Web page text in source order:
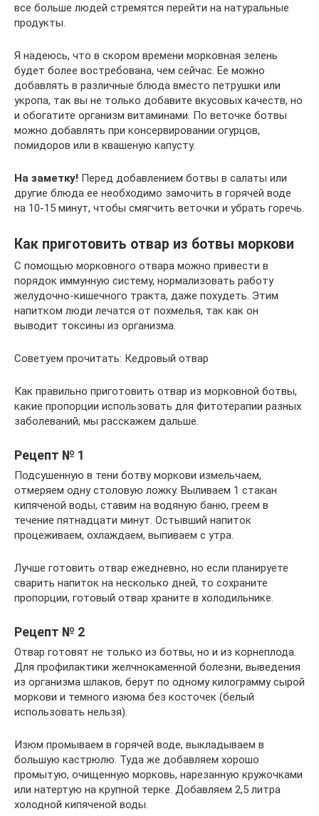
все больше людей стремятся перейти на натуральные
продукты.
Я надеюсь, что в скором времени морковная зелень
будет более востребована, чем сейчас. Ее можно
добавлять в различные блюда вместо петрушки или
укропа, так вы не только добавите вкусовых качеств, но
и обогатите организм витаминами. По веточке ботвы
можно добавлять при консервировании огурцов,
помидоров или в квашеную капусту.
На заметку! Перед добавлением ботвы в салаты или
другие блюда ее необходимо замочить в горячей воде
на 10-15 минут, чтобы смягчить веточки и убрать горечь.
Как приготовить отвар из ботвы моркови
С помощью морковного отвара можно привести в
порядок иммунную систему, нормализовать работу
желудочно-кишечного тракта, даже похудеть. Этим
напитком люди лечатся от похмелья, так как он
выводит токсины из организма.
Советуем прочитать: Кедровый отвар
Как правильно приготовить отвар из морковной ботвы,
какие пропорции использовать для фитотерапии разных
заболеваний, мы расскажем дальше.
Рецепт № 1
Подсушенную в тени ботву моркови измельчаем,
отмеряем одну столовую ложку. Выливаем 1 стакан
кипяченой воды, ставим на водяную баню, греем в
течение пятнадцати минут. Остывший напиток
процеживаем, охлаждаем, выпиваем с утра.
Лучше готовить отвар ежедневно, но если планируете
сварить напиток на несколько дней, то сохраните
пропорции, готовый отвар храните в холодильнике.
Рецепт № 2
Отвар готовят не только из ботвы, но и из корнеплода.
Для профилактики желчнокаменной болезни, выведения
из организма шлаков, берут по одному килограмму сырой
моркови и темного изюма без косточек (белый
использовать нельзя).
Изюм промываем в горячей воде, выкладываем в
большую кастрюлю. Туда же добавляем хорошо
промытую, очищенную морковь, нарезанную кружочками
или натертую на крупной терке. Добавляем 2,5 литра
холодной кипяченой воды.